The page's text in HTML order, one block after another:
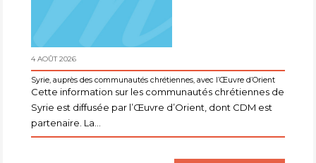
4 AOÛT 2026
Syrie, auprès des communautés chrétiennes, avec l’Œuvre d’Orient
Cette information sur les communautés chrétiennes de
Syrie est diffusée par l’Œuvre d’Orient, dont CDM est
partenaire. La...